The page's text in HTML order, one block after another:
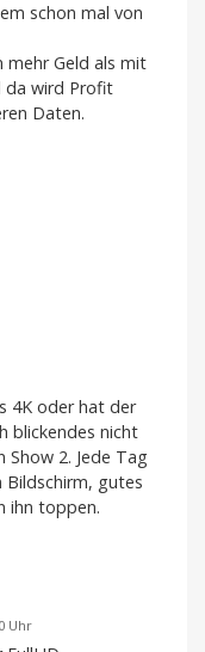
schon mal von
mehr Geld als mit
da wird Profit
Daten.
4K oder hat der
blickendes nicht
2. Jede Tag
Bildschirm, gutes
ihn toppen.
Uhr